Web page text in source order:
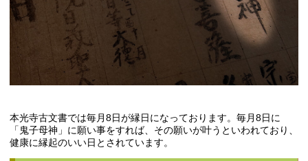
本光寺古文書では毎月8日が縁日になっております。毎月8日に
「鬼子母神」に願い事をすれば、その願いが叶うといわれており、
健康に縁起のいい日とされています。